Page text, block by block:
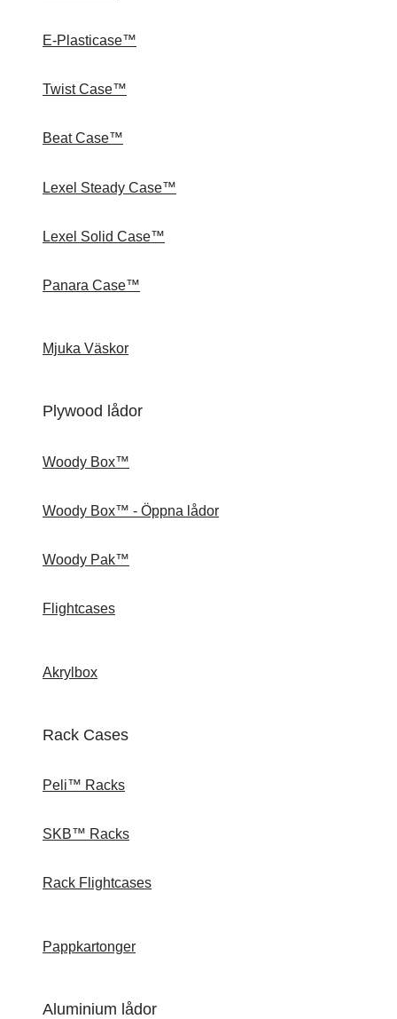
E-Plasticase™
Twist Case™
Beat Case™
Lexel Steady Case™
Lexel Solid Case™
Panara Case™
Mjuka Väskor
Plywood lådor
Woody Box™
Woody Box™ - Öppna lådor
Woody Pak™
Flightcases
Akrylbox
Rack Cases
Peli™ Racks
SKB™ Racks
Rack Flightcases
Pappkartonger
Aluminium lådor